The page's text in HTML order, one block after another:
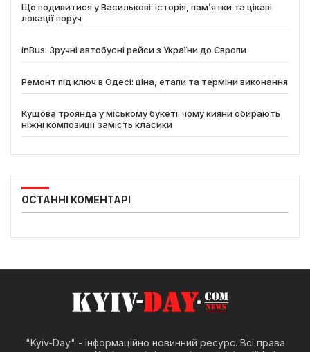
Що подивитися у Василькові: історія, пам’ятки та цікаві
локації поруч
inBus: Зручні автобусні рейси з України до Європи
Ремонт під ключ в Одесі: ціна, етапи та терміни виконання
Кущова троянда у міському букеті: чому кияни обирають
ніжні композиції замість класики
ОСТАННІ КОМЕНТАРІ
"Kyiv-Day" - інформаційно новинний ресурс. Всі права